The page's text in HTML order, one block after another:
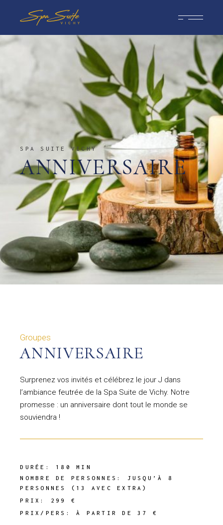
SPA SUITE VICHY
ANNIVERSAIRE
Groupes
ANNIVERSAIRE
Surprenez vos invités et célébrez le jour J dans
l’ambiance feutrée de la Spa Suite de Vichy. Notre
promesse : un anniversaire dont tout le monde se
souviendra !
DURÉE: 180 MIN
NOMBRE DE PERSONNES: JUSQU’À 8
PERSONNES (13 AVEC EXTRA)
PRIX: 299 €
PRIX/PERS: À PARTIR DE 37 €